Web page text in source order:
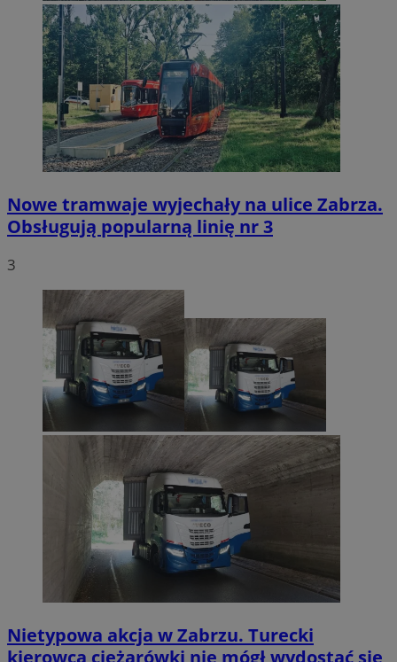
Nowe tramwaje wyjechały na ulice Zabrza.
Obsługują popularną linię nr 3
3
Nietypowa akcja w Zabrzu. Turecki
kierowca ciężarówki nie mógł wydostać się